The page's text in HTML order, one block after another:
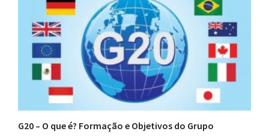
G20 – O que é? Formação e Objetivos do Grupo